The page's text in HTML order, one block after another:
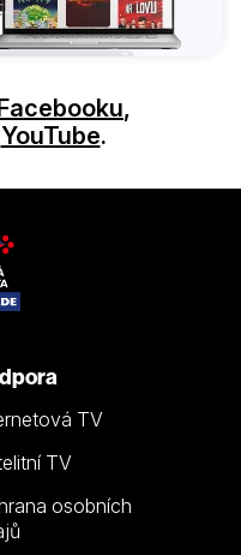
,
YouTube.
TV
TV
osobních